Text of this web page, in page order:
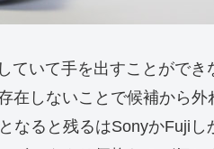
ていて手を出すことがで
在しないことで候補から
なると残るはSonyかFuji